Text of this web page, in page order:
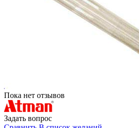
Пока нет отзывов
Задать вопрос